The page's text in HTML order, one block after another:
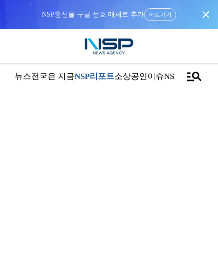
NSP통신을 구글 선호 매체로 추가 바로가기 close
뉴스전국은 지금NSP리포트소상공인이슈NSPTVmanage_search